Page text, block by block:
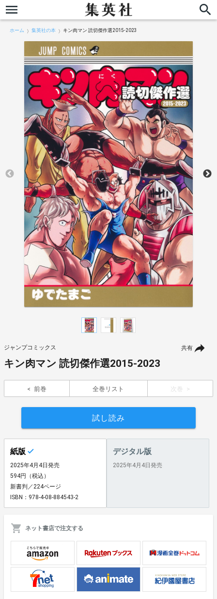
ホーム 集英社の本 キン肉マン 読切傑作選2015-2023
共有
ジャンプコミックス
キン肉マン 読切傑作選2015-2023
前巻 全巻リスト 次巻
試し読み
紙版
2025年4月4日発売
594円（税込）
新書判／224ページ
ISBN：978-4-08-884543-2
デジタル版
2025年4月4日発売
ネット書店で注文する